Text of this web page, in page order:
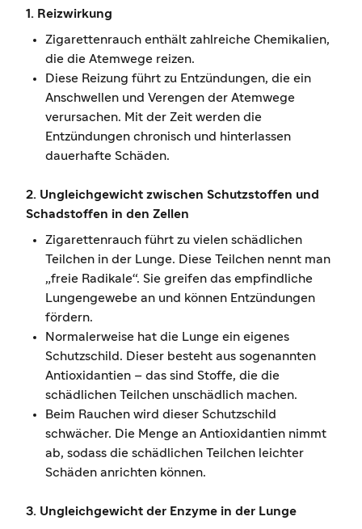
1. Reizwirkung
Zigarettenrauch enthält zahlreiche Chemikalien,
die die Atemwege reizen.
Diese Reizung führt zu Entzündungen, die ein
Anschwellen und Verengen der Atemwege
verursachen. Mit der Zeit werden die
Entzündungen chronisch und hinterlassen
dauerhafte Schäden.
2. Ungleichgewicht zwischen Schutzstoffen und
Schadstoffen in den Zellen
Zigarettenrauch führt zu vielen schädlichen
Teilchen in der Lunge. Diese Teilchen nennt man
„freie Radikale“. Sie greifen das empfindliche
Lungengewebe an und können Entzündungen
fördern.
Normalerweise hat die Lunge ein eigenes
Schutzschild. Dieser besteht aus sogenannten
Antioxidantien – das sind Stoffe, die die
schädlichen Teilchen unschädlich machen.
Beim Rauchen wird dieser Schutzschild
schwächer. Die Menge an Antioxidantien nimmt
ab, sodass die schädlichen Teilchen leichter
Schäden anrichten können.
3. Ungleichgewicht der Enzyme in der Lunge